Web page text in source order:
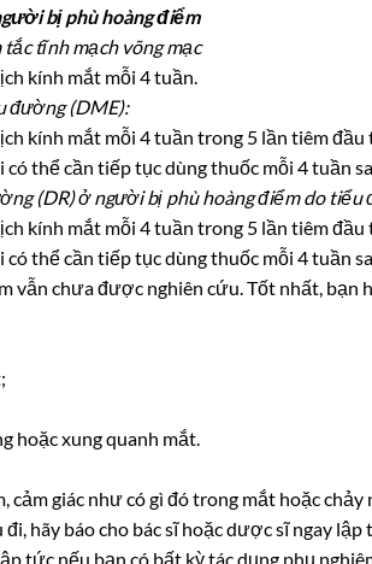
bị phù hoàng điểm
tắc tĩnh mạch võng mạc
kính mắt mỗi 4 tuần.
đường (DME):
kính mắt mỗi 4 tuần trong 5 lần tiêm đầu
thể cần tiếp tục dùng thuốc mỗi 4 tuần
(DR) ở người bị phù hoàng điểm do tiểu
kính mắt mỗi 4 tuần trong 5 lần tiêm đầu
thể cần tiếp tục dùng thuốc mỗi 4 tuần
vẫn chưa được nghiên cứu. Tốt nhất, bạn
hoặc xung quanh mắt.
cảm giác như có gì đó trong mắt hoặc
hãy báo cho bác sĩ hoặc dược sĩ ngay lập
tức nếu bạn có bất kỳ tác dụng phụ